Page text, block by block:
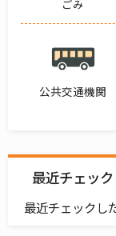
ごみ
公共交通機関
最近チェッ
最近チェックし